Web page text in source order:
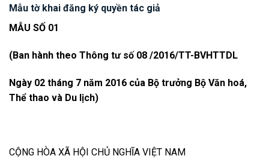
Mẫu tờ khai đăng ký quyền tác giả
MẪU SỐ 01
(Ban hành theo Thông tư số 08 /2016/TT-BVHTTDL
Ngày 02 tháng 7 năm 2016 của Bộ trưởng Bộ Văn hoá,
Thể thao và Du lịch)
CỘNG HÒA XÃ HỘI CHỦ NGHĨA VIỆT NAM